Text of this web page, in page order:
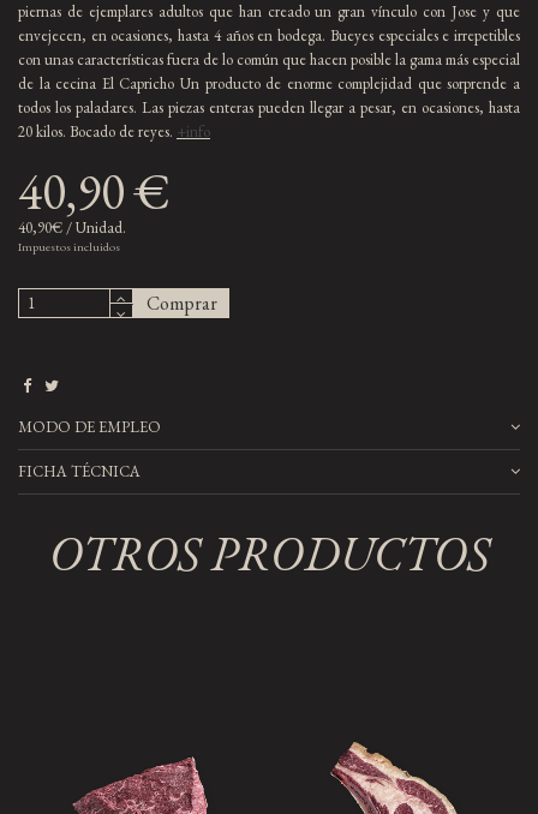
piernas de ejemplares adultos que han creado un gran vínculo con Jose y que
envejecen, en ocasiones, hasta 4 años en bodega. Bueyes especiales e irrepetibles
con unas características fuera de lo común que hacen posible la gama más especial
de la cecina El Capricho Un producto de enorme complejidad que sorprende a
todos los paladares. Las piezas enteras pueden llegar a pesar, en ocasiones, hasta
20 kilos. Bocado de reyes. +info
40,90 €
40,90€ / Unidad.
Impuestos incluidos
Comprar
MODO DE EMPLEO
FICHA TÉCNICA
OTROS PRODUCTOS